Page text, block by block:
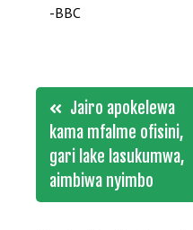
-BBC
Post
navigation
Jairo apokelewa
kama mfalme ofisini,
gari lake lasukumwa,
aimbiwa nyimbo